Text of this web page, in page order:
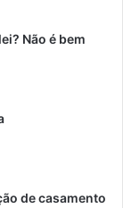
Não é bem
de casamento